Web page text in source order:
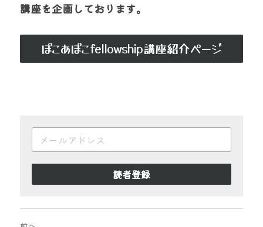
講座を企画しております。
ぽこあぽこfellowship講座紹介ページ
読者登録